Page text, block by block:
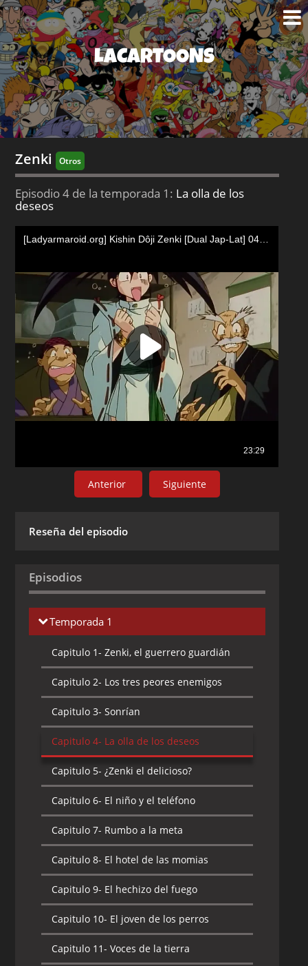
LACARTOONS
Zenki Otros
Episodio 4 de la temporada 1: La olla de los
deseos
Anterior Siguiente
Reseña del episodio
Episodios
Temporada 1
Capitulo 1- Zenki, el guerrero guardián
Capitulo 2- Los tres peores enemigos
Capitulo 3- Sonrían
Capitulo 4- La olla de los deseos
Capitulo 5- ¿Zenki el delicioso?
Capitulo 6- El niño y el teléfono
Capitulo 7- Rumbo a la meta
Capitulo 8- El hotel de las momias
Capitulo 9- El hechizo del fuego
Capitulo 10- El joven de los perros
Capitulo 11- Voces de la tierra